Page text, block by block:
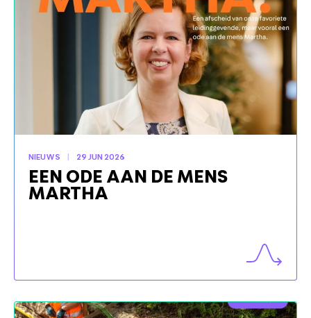
NIEUWS 29 JUN 2026
EEN ODE AAN DE MENS
MARTHA